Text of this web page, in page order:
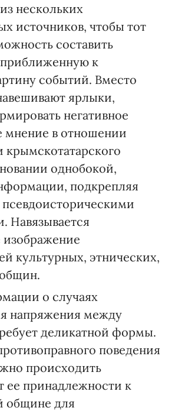
нескольких
источников, чтобы тот
составить
к
событий. Вместо
ярлыки,
негативное
мнение в отношении
крымскотатарского
однобокой,
подкрепляя
Навязывается
изображение
культурных, этнических,
о случаях
напряжения между
деликатной формы.
поведения
происходить
ее принадлежности к
общине для